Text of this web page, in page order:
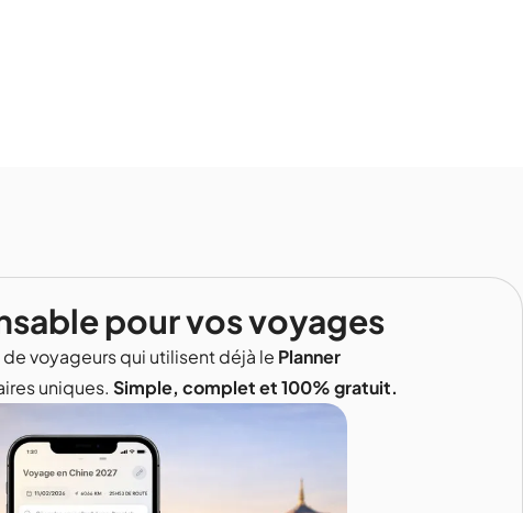
pour vos voyages
voyageurs qui utilisent déjà le Planner
uniques. Simple, complet et 100% gratuit.